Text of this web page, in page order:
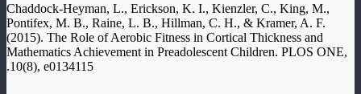
Chaddock-Heyman, L., Erickson, K. I., Kienzler, C., King, M.,
Pontifex, M. B., Raine, L. B., Hillman, C. H., & Kramer, A. F.
(2015). The Role of Aerobic Fitness in Cortical Thickness and
Mathematics Achievement in Preadolescent Children. PLOS ONE,
10(8), e0134115.